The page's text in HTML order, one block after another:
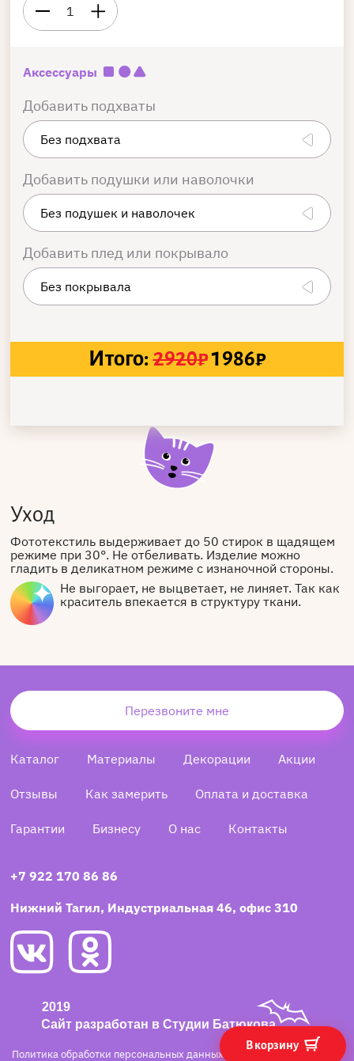
1
Аксессуары
Добавить подхваты
Добавить подушки или наволочки
Добавить плед или покрывало
Итого: 2920₽1986₽
В корзину
Уход
Фототекстиль выдерживает до 50 стирок в щадящем
режиме при 30°. Не отбеливать. Изделие можно
гладить в деликатном режиме с изнаночной стороны.
Не выгорает, не выцветает, не линяет. Так как
краситель впекается в структуру ткани.
Перезвоните мне
Каталог Материалы Декорации Акции
Отзывы Как замерить Оплата и доставка
Гарантии Бизнесу О нас Контакты
+7 922 170 86 86
Нижний Тагил, Индустриальная 46, офис 310
Политика обработки персональных данных Согласие на обработку